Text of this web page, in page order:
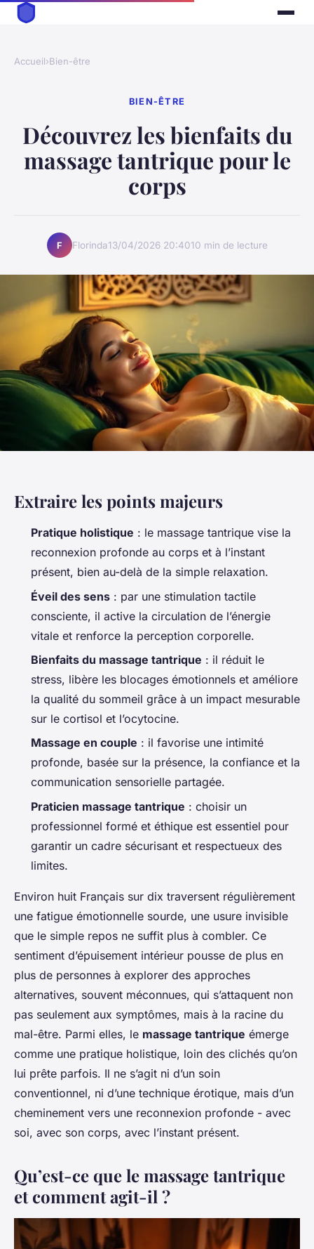
Accueil›Bien-être
BIEN-ÊTRE
Découvrez les bienfaits du
massage tantrique pour le
corps
F Florinda13/04/2026 20:4010 min de lecture
Extraire les points majeurs
Pratique holistique : le massage tantrique vise la
reconnexion profonde au corps et à l’instant
présent, bien au-delà de la simple relaxation.
Éveil des sens : par une stimulation tactile
consciente, il active la circulation de l’énergie
vitale et renforce la perception corporelle.
Bienfaits du massage tantrique : il réduit le
stress, libère les blocages émotionnels et améliore
la qualité du sommeil grâce à un impact mesurable
sur le cortisol et l’ocytocine.
Massage en couple : il favorise une intimité
profonde, basée sur la présence, la confiance et la
communication sensorielle partagée.
Praticien massage tantrique : choisir un
professionnel formé et éthique est essentiel pour
garantir un cadre sécurisant et respectueux des
limites.
Environ huit Français sur dix traversent régulièrement
une fatigue émotionnelle sourde, une usure invisible
que le simple repos ne suffit plus à combler. Ce
sentiment d’épuisement intérieur pousse de plus en
plus de personnes à explorer des approches
alternatives, souvent méconnues, qui s’attaquent non
pas seulement aux symptômes, mais à la racine du
mal-être. Parmi elles, le massage tantrique émerge
comme une pratique holistique, loin des clichés qu’on
lui prête parfois. Il ne s’agit ni d’un soin
conventionnel, ni d’une technique érotique, mais d’un
cheminement vers une reconnexion profonde - avec
soi, avec son corps, avec l’instant présent.
Qu’est-ce que le massage tantrique
et comment agit-il ?